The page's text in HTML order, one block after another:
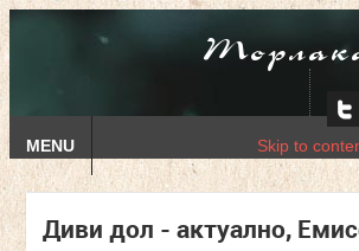
MENU Skip to
Диви дол - актуално,